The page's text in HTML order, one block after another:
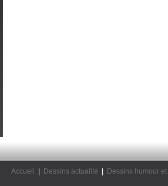
Accueil Dessins actualité Dessins humour